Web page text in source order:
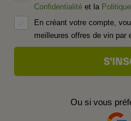
Confidentialité et la
En créant votre compte,
meilleures offres de vin par
Ou si vous